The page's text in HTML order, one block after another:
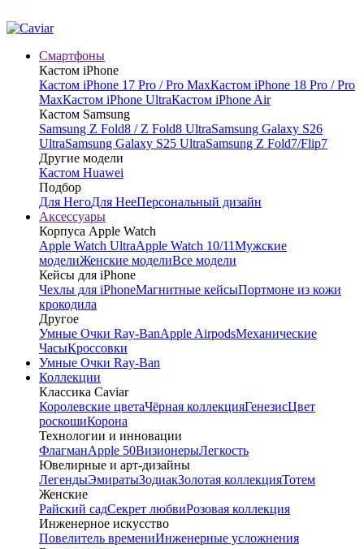
Смартфоны
Кастом iPhone
Кастом iPhone 17 Pro / Pro MaxКастом iPhone 18 Pro / Pro
MaxКастом iPhone UltraКастом iPhone Air
Кастом Samsung
Samsung Z Fold8 / Z Fold8 UltraSamsung Galaxy S26
UltraSamsung Galaxy S25 UltraSamsung Z Fold7/Flip7
Другие модели
Кастом Huawei
Подбор
Для НегоДля НееПерсональный дизайн
Аксессуары
Корпуса Apple Watch
Apple Watch UltraApple Watch 10/11Мужские
моделиЖенские моделиВсе модели
Кейсы для iPhone
Чехлы для iPhoneМагнитные кейсыПортмоне из кожи
крокодила
Другое
Умные Очки Ray-BanApple AirpodsМеханические
ЧасыКроссовки
Умные Очки Ray-Ban
Коллекции
Классика Caviar
Королевские цветаЧёрная коллекцияГенезисЦвет
роскошиКорона
Технологии и инновации
ФлагманApple 50ВизионерыЛегкость
Ювелирные и арт-дизайны
ЛегендыЭмиратыЗодиакЗолотая коллекцияТотем
Женские
Райский садСекрет любвиРозовая коллекция
Инженерное искусство
Повелитель времениИнженерные усложнения